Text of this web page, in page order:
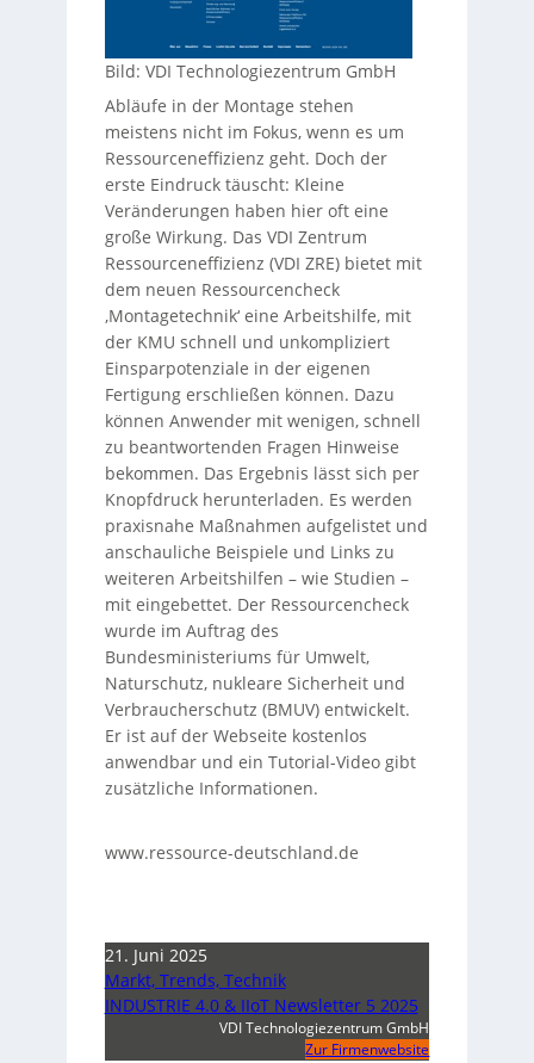
Bild: VDI Technologiezentrum GmbH
Abläufe in der Montage stehen
meistens nicht im Fokus, wenn es um
Ressourceneffizienz geht. Doch der
erste Eindruck täuscht: Kleine
Veränderungen haben hier oft eine
große Wirkung. Das VDI Zentrum
Ressourceneffizienz (VDI ZRE) bietet mit
dem neuen Ressourcencheck
‚Montagetechnik‘ eine Arbeitshilfe, mit
der KMU schnell und unkompliziert
Einsparpotenziale in der eigenen
Fertigung erschließen können. Dazu
können Anwender mit wenigen, schnell
zu beantwortenden Fragen Hinweise
bekommen. Das Ergebnis lässt sich per
Knopfdruck herunterladen. Es werden
praxisnahe Maßnahmen aufgelistet und
anschauliche Beispiele und Links zu
weiteren Arbeitshilfen – wie Studien –
mit eingebettet. Der Ressourcencheck
wurde im Auftrag des
Bundesministeriums für Umwelt,
Naturschutz, nukleare Sicherheit und
Verbraucherschutz (BMUV) entwickelt.
Er ist auf der Webseite kostenlos
anwendbar und ein Tutorial-Video gibt
zusätzliche Informationen.
www.ressource-deutschland.de
21. Juni 2025
Markt, Trends, Technik
INDUSTRIE 4.0 & IIoT Newsletter 5 2025
VDI Technologiezentrum GmbH
Zur Firmenwebsite